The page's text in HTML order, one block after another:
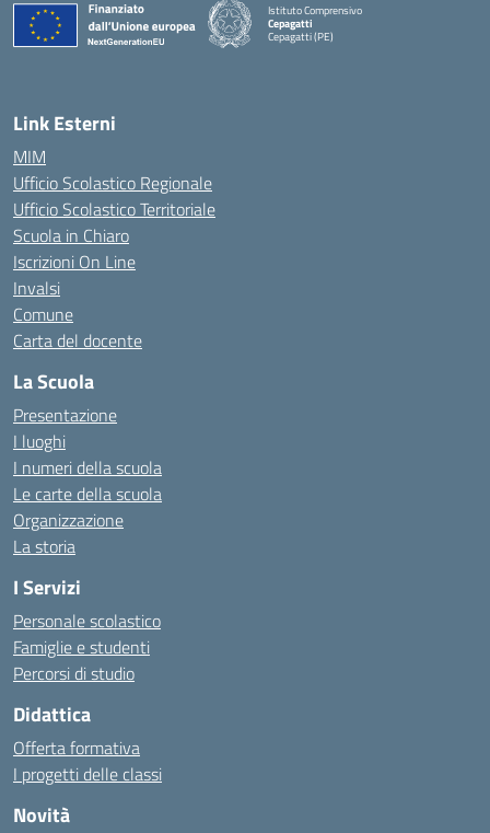
Istituto Comprensivo
Cepagatti
Cepagatti (PE)
— Visita la pagina iniziale della scuola
Link Esterni
MIM
Ufficio Scolastico Regionale
Ufficio Scolastico Territoriale
Scuola in Chiaro
Iscrizioni On Line
Invalsi
Comune
Carta del docente
La Scuola
Presentazione
I luoghi
I numeri della scuola
Le carte della scuola
Organizzazione
La storia
I Servizi
Personale scolastico
Famiglie e studenti
Percorsi di studio
Didattica
Offerta formativa
I progetti delle classi
Novità